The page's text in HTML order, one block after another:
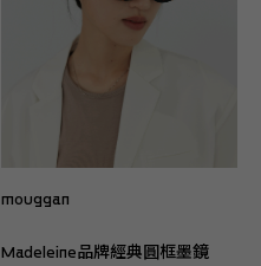
mouggan
Madeleine品牌經典圓框墨鏡